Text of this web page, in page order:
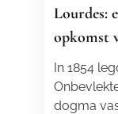
Lourdes:
opkomst
In 1854
dogma